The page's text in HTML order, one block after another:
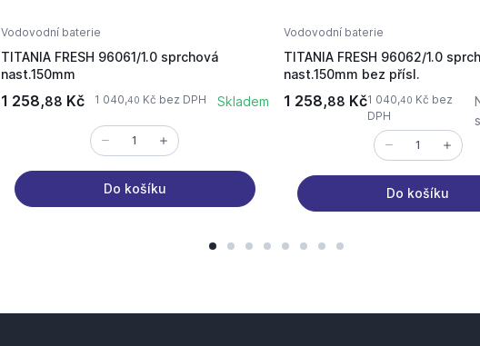
Vodovodní baterie
TITANIA FRESH 96061/1.0 sprchová
nast.150mm
1 258,88 Kč 1 040,40 Kč bez DPH Skladem
Do košíku
Vodovodní baterie
TITANIA FRESH 96062/1.0
nast.150mm bez přísl.
1 258,88 Kč1 040,40 Kč bez
DPH
Do košíku